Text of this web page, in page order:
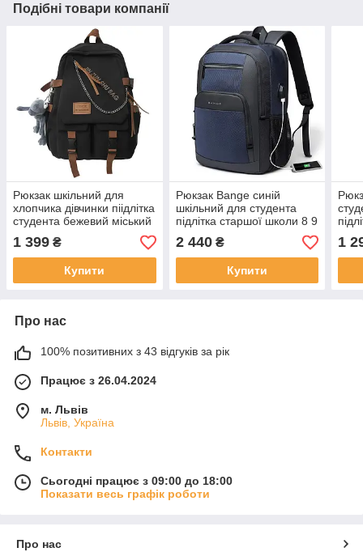
Подібні товари компанії
Рюкзак шкільний для
хлопчика дівчинки піідлітка
студента бежевий міський
з кишенями Чорний
1 399 ₴
Купити
Рюкзак Bange синій
шкільний для студента
підлітка старшої школи 8 9
10 11 класу міцний
Оксфорд
водонепроникний
2 440₴
Купити
1
Про нас
100% позитивних з 43 відгуків за рік
Працює з 26.04.2024
м. Львів
Львів, Україна
Контакти
Сьогодні працює з 09:00 до 18:00
Показати весь графік роботи
Про нас